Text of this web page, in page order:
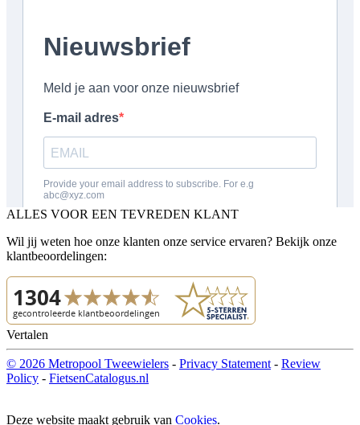
ALLES VOOR EEN TEVREDEN KLANT
Wil jij weten hoe onze klanten onze service ervaren? Bekijk onze
klantbeoordelingen:
Vertalen
© 2026 Metropool Tweewielers - Privacy Statement - Review
Policy - FietsenCatalogus.nl
Deze website maakt gebruik van Cookies.